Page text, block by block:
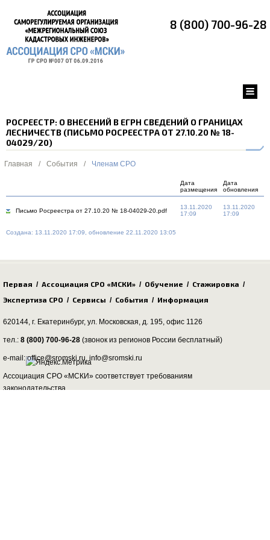
8 (800) 700-96-28
РОСРЕЕСТР: О ВНЕСЕНИЙ В ЕГРН СВЕДЕНИЙ О ГРАНИЦАХ
ЛЕСНИЧЕСТВ (ПИСЬМО РОСРЕЕСТРА ОТ 27.10.20 № 18-
04029/20)
Главная / События / Членам СРО
Дата
размещения
Дата
обновления
Письмо Росреестра от 27.10.20 № 18-04029-20.pdf
13.11.2020
17:09
13.11.2020
17:09
Создана: 13.11.2020 17:09, обновление 22.11.2020 13:05
Первая / Ассоциация СРО «МСКИ» / Обучение / Стажировка /
Экспертиза СРО / Сервисы / События / Информация
620144, г. Екатеринбург, ул. Московская, д. 195, офис 1126
тел.: 8 (800) 700-96-28 (звонок из регионов России бесплатный)
e-mail: office@sromski.ru, info@sromski.ru
Ассоциация СРО «МСКИ» соответствует требованиям
законодательства